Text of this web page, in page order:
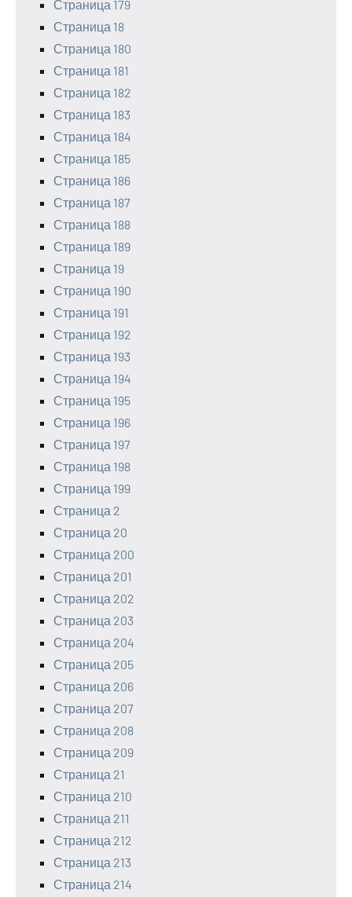
Страница 179
Страница 18
Страница 180
Страница 181
Страница 182
Страница 183
Страница 184
Страница 185
Страница 186
Страница 187
Страница 188
Страница 189
Страница 19
Страница 190
Страница 191
Страница 192
Страница 193
Страница 194
Страница 195
Страница 196
Страница 197
Страница 198
Страница 199
Страница 2
Страница 20
Страница 200
Страница 201
Страница 202
Страница 203
Страница 204
Страница 205
Страница 206
Страница 207
Страница 208
Страница 209
Страница 21
Страница 210
Страница 211
Страница 212
Страница 213
Страница 214